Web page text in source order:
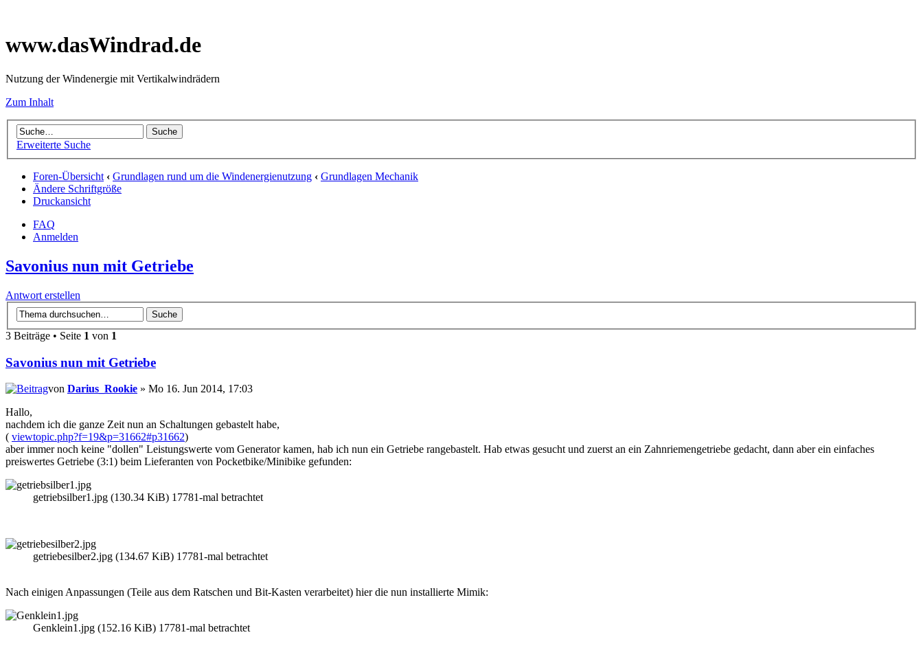
www.dasWindrad.de
Nutzung der Windenergie mit Vertikalwindrädern
Zum Inhalt
Erweiterte Suche
Foren-Übersicht ‹ Grundlagen rund um die Windenergienutzung ‹ Grundlagen Mechanik
Ändere Schriftgröße
Druckansicht
FAQ
Anmelden
Savonius nun mit Getriebe
Antwort erstellen
3 Beiträge • Seite 1 von 1
Savonius nun mit Getriebe
von Darius_Rookie » Mo 16. Jun 2014, 17:03
Hallo,
nachdem ich die ganze Zeit nun an Schaltungen gebastelt habe,
( viewtopic.php?f=19&p=31662#p31662)
aber immer noch keine "dollen" Leistungswerte vom Generator kamen, hab ich nun ein Getriebe rangebastelt. Hab etwas gesucht und zuerst an ein Zahnriemengetriebe gedacht, dann aber ein einfaches
preiswertes Getriebe (3:1) beim Lieferanten von Pocketbike/Minibike gefunden:
getriebsilber1.jpg (130.34 KiB) 17781-mal betrachtet
getriebesilber2.jpg (134.67 KiB) 17781-mal betrachtet
Nach einigen Anpassungen (Teile aus dem Ratschen und Bit-Kasten verarbeitet) hier die nun installierte Mimik:
Genklein1.jpg (152.16 KiB) 17781-mal betrachtet